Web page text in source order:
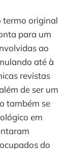
termo original
para um
ao
até à
revistas
de ser um
também se
em
do